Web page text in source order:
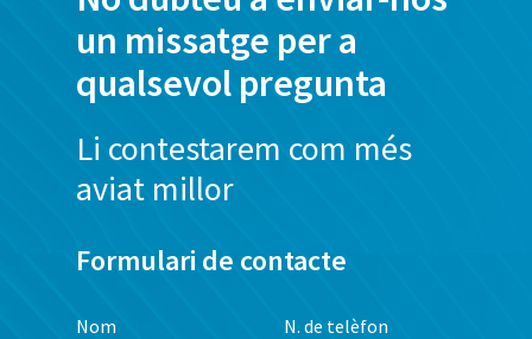
un missatge per a
qualsevol pregunta
Li contestarem com més
aviat millor
Formulari de contacte
Nom N. de telèfon